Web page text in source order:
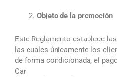
Objeto de la promoción
Este Reglamento establece
las cuales únicamente los
de forma condicionada, el
Car